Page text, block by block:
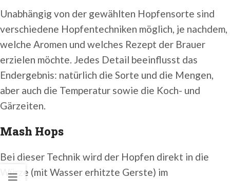
Unabhängig von der gewählten Hopfensorte sind
verschiedene Hopfentechniken möglich, je nachdem,
welche Aromen und welches Rezept der Brauer
erzielen möchte. Jedes Detail beeinflusst das
Endergebnis: natürlich die Sorte und die Mengen,
aber auch die Temperatur sowie die Koch- und
Gärzeiten.
Mash Hops
Bei dieser Technik wird der Hopfen direkt in die
Würze (mit Wasser erhitzte Gerste) im